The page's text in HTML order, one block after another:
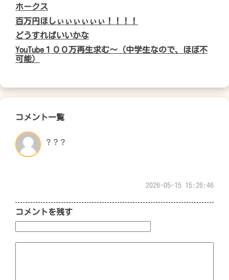
ホークス
百万円ほしぃぃぃぃぃぃ！！！！
どうすればいいかな
YouTube１００万再生求む〜（中学生なので、ほぼ不
可能）
コメント一覧
？？？
2026-05-15 15:26:46
コメントを残す